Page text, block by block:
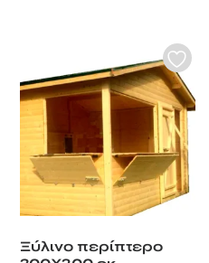
Ξύλινο περίπτερο